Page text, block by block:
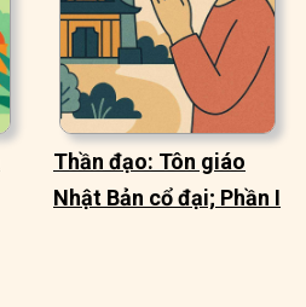
Thần đạo: Tôn giáo
Nhật Bản cổ đại; Phần I